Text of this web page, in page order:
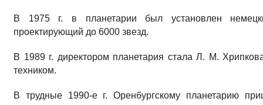
В 1975 г. в планетарии был установлен
проектирующий до 6000 звезд.
В 1989 г. директором планетария стала Л. М.
техником.
В трудные 1990-е г. Оренбургскому планетарию